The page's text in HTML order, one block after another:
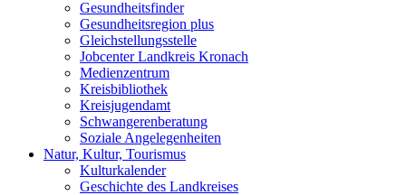
Gesundheitsfinder
Gesundheitsregion plus
Gleichstellungsstelle
Jobcenter Landkreis Kronach
Medienzentrum
Kreisbibliothek
Kreisjugendamt
Schwangerenberatung
Soziale Angelegenheiten
Natur, Kultur, Tourismus
Kulturkalender
Geschichte des Landkreises